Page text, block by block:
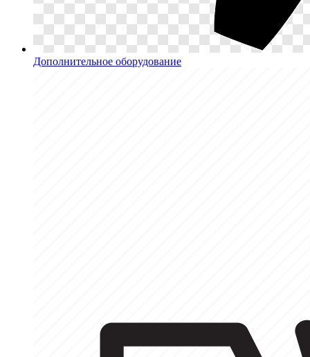
Дополнительное оборудование